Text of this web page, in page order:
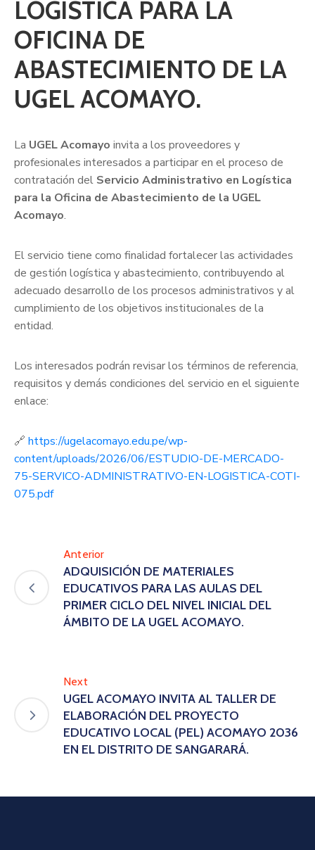
LOGÍSTICA PARA LA
OFICINA DE
ABASTECIMIENTO DE LA
UGEL ACOMAYO.
La UGEL Acomayo invita a los proveedores y
profesionales interesados a participar en el proceso de
contratación del Servicio Administrativo en Logística
para la Oficina de Abastecimiento de la UGEL
Acomayo.
El servicio tiene como finalidad fortalecer las actividades
de gestión logística y abastecimiento, contribuyendo al
adecuado desarrollo de los procesos administrativos y al
cumplimiento de los objetivos institucionales de la
entidad.
Los interesados podrán revisar los términos de referencia,
requisitos y demás condiciones del servicio en el siguiente
enlace:
🔗 https://ugelacomayo.edu.pe/wp-
content/uploads/2026/06/ESTUDIO-DE-MERCADO-
75-SERVICO-ADMINISTRATIVO-EN-LOGISTICA-COTI-
075.pdf
Anterior
ADQUISICIÓN DE MATERIALES
EDUCATIVOS PARA LAS AULAS DEL
PRIMER CICLO DEL NIVEL INICIAL DEL
ÁMBITO DE LA UGEL ACOMAYO.
Next
UGEL ACOMAYO INVITA AL TALLER DE
ELABORACIÓN DEL PROYECTO
EDUCATIVO LOCAL (PEL) ACOMAYO 2036
EN EL DISTRITO DE SANGARARÁ.